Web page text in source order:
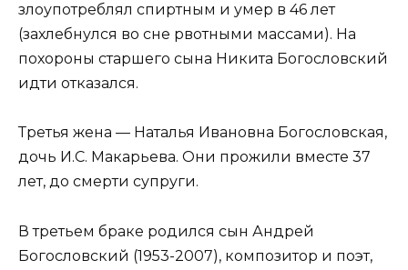
злоупотреблял спиртным и умер в 46 лет
(захлебнулся во сне рвотными массами). На
похороны старшего сына Никита Богословский
идти отказался.
Третья жена — Наталья Ивановна Богословская,
дочь И.С. Макарьева. Они прожили вместе 37
лет, до смерти супруги.
В третьем браке родился сын Андрей
Богословский (1953-2007), композитор и поэт,